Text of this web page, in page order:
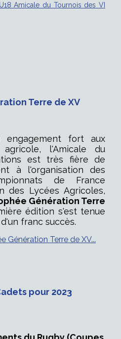
Amicale du Tournois des VI
Terre de XV
engagement fort aux
l'Amicale du
est très fière de
à l'organisation des
de France
des Lycées Agricoles,
Génération Terre
édition s'est tenue
franc succès.
Génération Terre de XV...
pour 2023